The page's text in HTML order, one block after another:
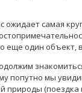
ожидает самая
один
попутно мы
(поездка